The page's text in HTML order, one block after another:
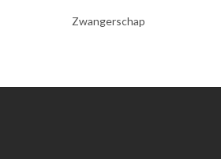
Zwangerschap